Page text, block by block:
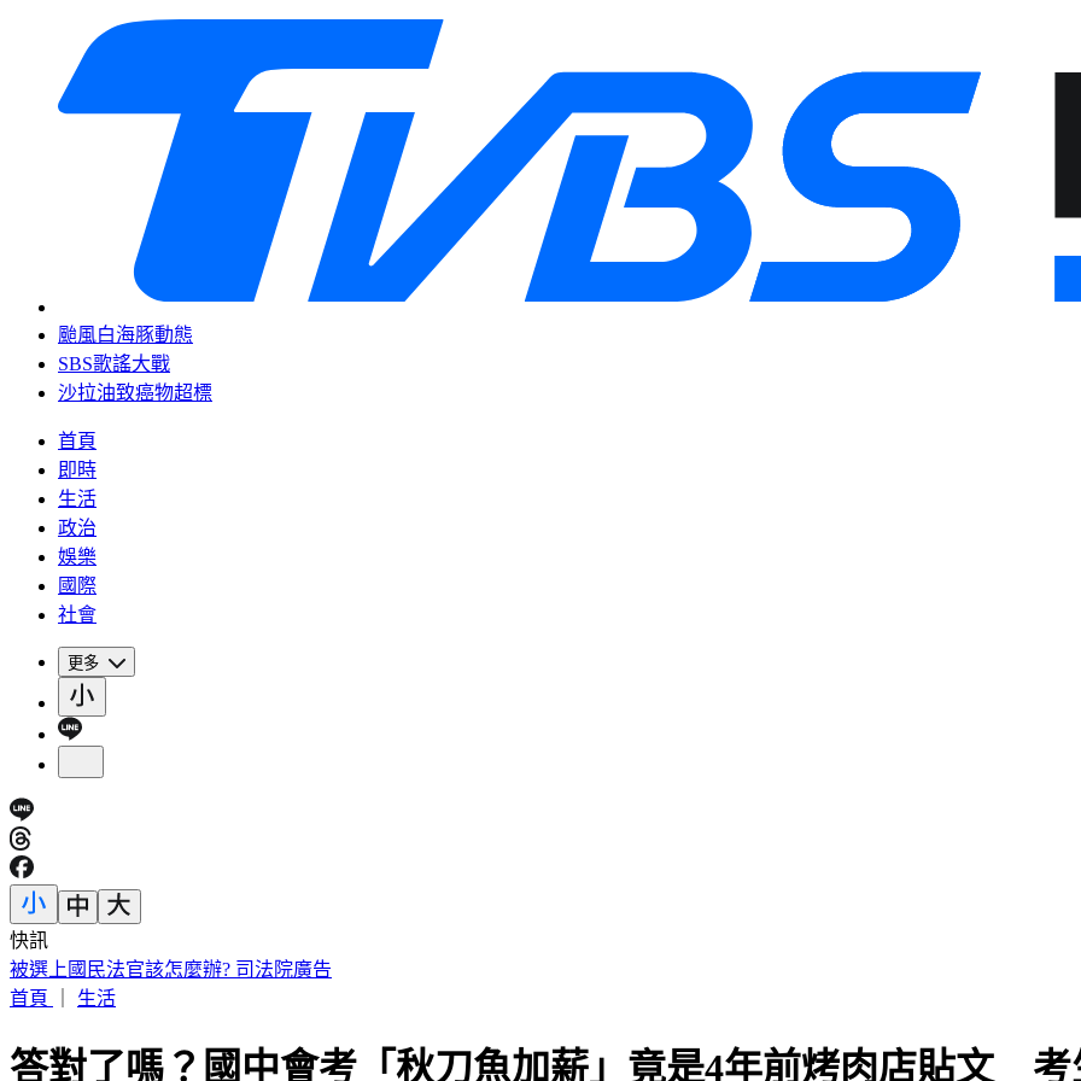
颱風白海豚動態
SBS歌謠大戰
沙拉油致癌物超標
首頁
即時
生活
政治
娛樂
國際
社會
更多
快訊
被選上國民法官該怎麼辦? 司法院廣告
首頁
生活
答對了嗎？國中會考「秋刀魚加薪」竟是4年前烤肉店貼文 考